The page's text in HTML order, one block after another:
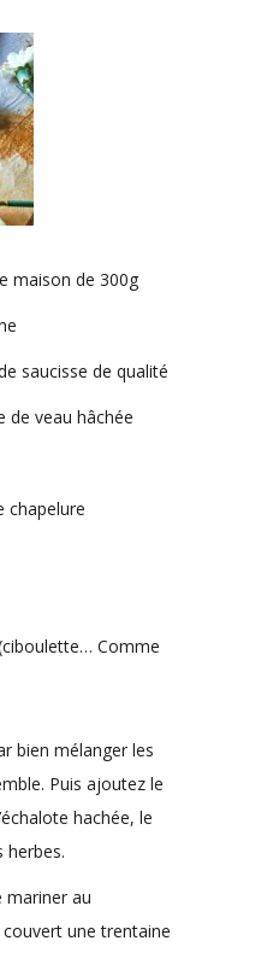
maison de 300g
saucisse de qualité
de veau hâchée
chapelure
Comme
bien mélanger les
Puis ajoutez le
hachée, le
herbes.
mariner au
une trentaine